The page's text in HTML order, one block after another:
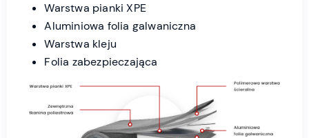
Warstwa pianki XPE
Aluminiowa folia galwaniczna
Warstwa kleju
Folia zabezpieczająca